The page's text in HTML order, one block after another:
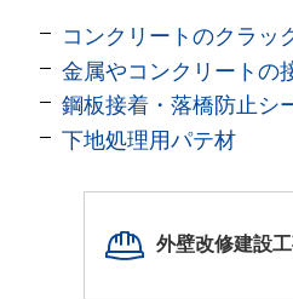
コンクリートのクラッ
金属やコンクリートの
鋼板接着・落橋防止シ
下地処理用パテ材
外壁改修建設